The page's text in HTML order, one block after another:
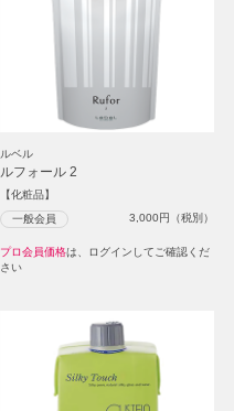
ルベル
ルフォール 2
【化粧品】
一般会員 3,000円（税別）
プロ会員価格は、ログインしてご確認くだ
さい